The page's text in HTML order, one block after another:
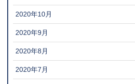
2020年10月
2020年9月
2020年8月
2020年7月